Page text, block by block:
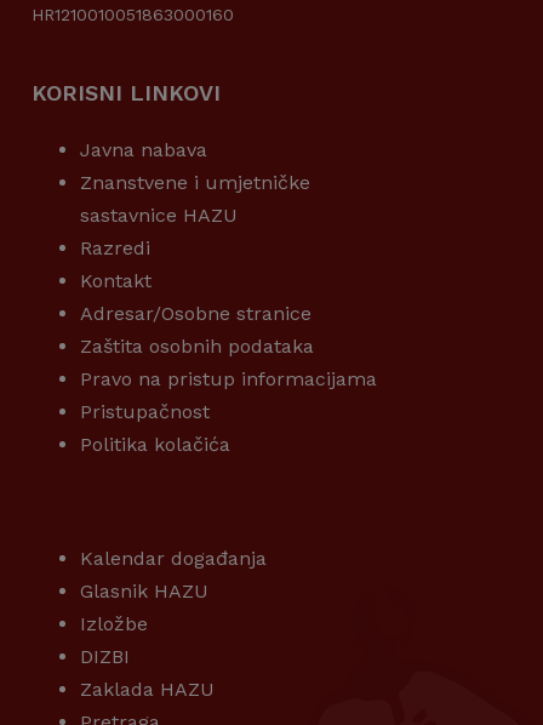
HR1210010051863000160
KORISNI LINKOVI
Javna nabava
Znanstvene i umjetničke
sastavnice HAZU
Razredi
Kontakt
Adresar/Osobne stranice
Zaštita osobnih podataka
Pravo na pristup informacijama
Pristupačnost
Politika kolačića
Kalendar događanja
Glasnik HAZU
Izložbe
DIZBI
Zaklada HAZU